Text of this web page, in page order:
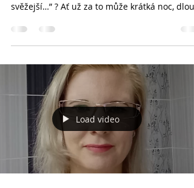
svěžejší…” ? Ať už za to může krátká noc,
— oční okolí bývá první, kde se únava projeví.
Naštěstí existuje malý beauty trik, který ti
🌸 Artistry Studio™ Oční polštářky – tvůj SOS
rituál krásy Tyto vyhlazující a hydratační
polštářky jsou napuštěné veganským sérem s
pečujícími s
Load video